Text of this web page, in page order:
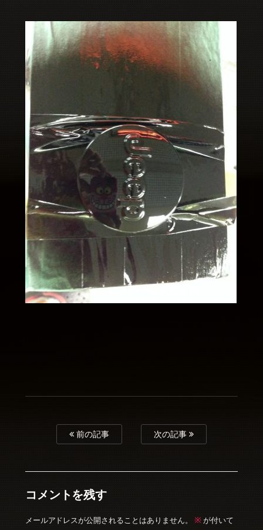
前の記事 次の記事
コメントを残す
メールアドレスが公開されることはありません。 ※ が付いて